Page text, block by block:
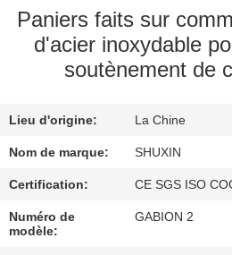
NOUS
VISITE
L'USINE
CONTRÔLE
DE
Paniers faits sur
d'acier inoxydable
soutènement de
Lieu d'origine: La Chine
Nom de marque: SHUXIN
Certification: CE SGS ISO
Numéro de
modèle:
GABION 2